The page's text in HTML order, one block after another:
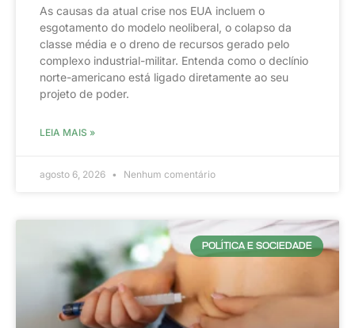
As causas da atual crise nos EUA incluem o
esgotamento do modelo neoliberal, o colapso da
classe média e o dreno de recursos gerado pelo
complexo industrial-militar. Entenda como o declínio
norte-americano está ligado diretamente ao seu
projeto de poder.
LEIA MAIS »
agosto 6, 2026 Nenhum comentário
POLÍTICA E SOCIEDADE